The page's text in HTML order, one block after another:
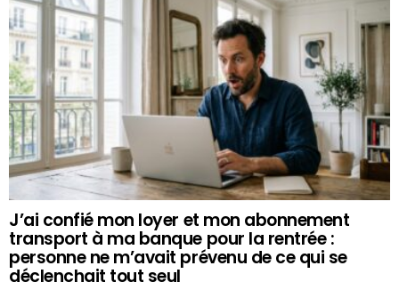
J’ai confié mon loyer et mon abonnement
transport à ma banque pour la rentrée :
personne ne m’avait prévenu de ce qui se
déclenchait tout seul